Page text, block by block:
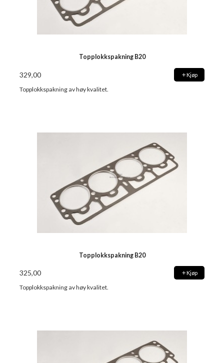
Topplokkspakning B20
329,00 Kjøp
Topplokkspakning av høy kvalitet.
Topplokkspakning B20
325,00 Kjøp
Topplokkspakning av høy kvalitet.